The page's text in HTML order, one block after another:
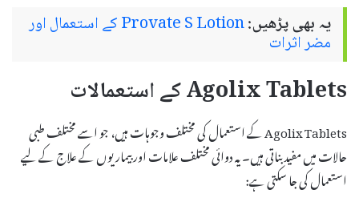
یہ بھی پڑھیں: Provate S Lotion کے استعمال اور
مضر اثرات
Agolix Tablets کے استعمالات
Agolix Tablets کے استعمال کی مختلف وجوہات ہیں، جو اسے مختلف طبی
حالات میں مفید بناتی ہیں۔ یہ دوائی مختلف علامات اور بیماریوں کے علاج کے لیے
استعمال کی جا سکتی ہے: